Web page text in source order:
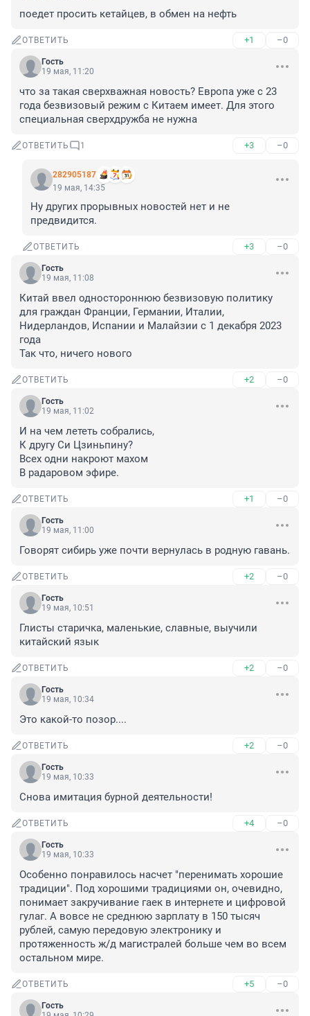
поедет просить кетайцев, в обмен на нефть
ОТВЕТИТЬ +1 –0
Гость
19 мая, 11:20
что за такая сверхважная новость? Европа уже с 23
года безвизовый режим с Китаем имеет. Для этого
специальная сверхдружба не нужна
ОТВЕТИТЬ 1 +3 –0
282905187
19 мая, 14:35
Ну других прорывных новостей нет и не
предвидится.
ОТВЕТИТЬ +3 –0
Гость
19 мая, 11:08
Китай ввел одностороннюю безвизовую политику
для граждан Франции, Германии, Италии,
Нидерландов, Испании и Малайзии с 1 декабря 2023
года
Так что, ничего нового
ОТВЕТИТЬ +2 –0
Гость
19 мая, 11:02
И на чем лететь собрались,
К другу Си Цзиньпину?
Всех одни накроют махом
В радаровом эфире.
ОТВЕТИТЬ +1 –0
Гость
19 мая, 11:00
Говорят сибирь уже почти вернулась в родную гавань.
ОТВЕТИТЬ +2 –0
Гость
19 мая, 10:51
Глисты старичка, маленькие, славные, выучили
китайский язык
ОТВЕТИТЬ +2 –0
Гость
19 мая, 10:34
Это какой-то позор....
ОТВЕТИТЬ +2 –0
Гость
19 мая, 10:33
Снова имитация бурной деятельности!
ОТВЕТИТЬ +4 –0
Гость
19 мая, 10:33
Особенно понравилось насчет "перенимать хорошие
традиции". Под хорошими традициями он, очевидно,
понимает закручивание гаек в интернете и цифровой
гулаг. А вовсе не среднюю зарплату в 150 тысяч
рублей, самую передовую электронику и
протяженность ж/д магистралей больше чем во всем
остальном мире.
ОТВЕТИТЬ +5 –0
Гость